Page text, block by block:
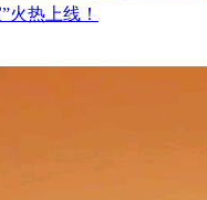
火热上线！